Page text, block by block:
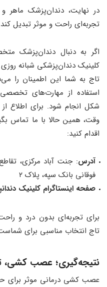
در نهایت، دندان‌پزشک
تجربه‌ای راحت و موثر تبدیل
اگر به دنبال دندان‌پزشک
کلینیک دندان‌پزشکی شبانه
تاج به شما این اطمینان را
استفاده از مهارت‌های
شکل انجام شود. برای اطلاع از
وقت، همین حالا با ما تماس
اقدام کنید:
آدرس: جنت آباد مرکزی،
فوقانی بانک سپه، پلاک ۲
صفحه اینستاگرام کلینیک
برای تجربه‌ای بدون درد و
تاج انتخاب مناسبی برای
نتیجه‌گیری؛ عصب ‌کشی،
عصب ‌کشی درمانی موثر برای